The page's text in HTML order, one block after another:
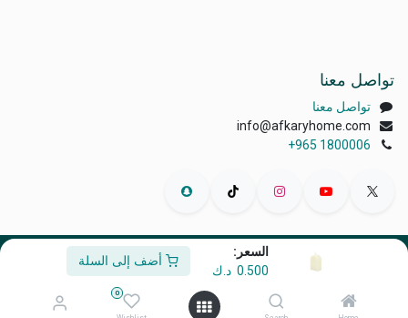
السعر:
0.500 د.ك
أضف إلى السلة
0
تواصل معنا
تواصل معنا
info@afkaryhome.com
+965 1800006
الْعَرَبيّة English (US)
مشغل بواسطة - رقم واحد التجارة الإلكترونية مفتوحة المصدر